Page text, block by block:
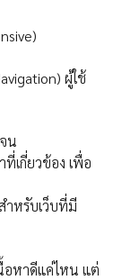
ผู้ใช้
น
เกี่ยวข้อง เพื่อ
ำหรับเว็บที่มี
อหาดีแค่ไหน แต่